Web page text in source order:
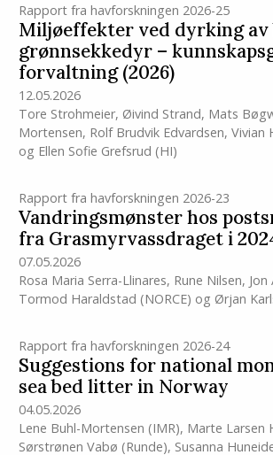
Rapport fra havforskningen 2026-25
Miljøeffekter ved dyrking av
grønnsekkedyr –
forvaltning (2026)
12.05.2026
Tore Strohmeier, Øivind Strand, Mats
Mortensen, Rolf Brudvik Edvardsen, Vivian
og Ellen Sofie Grefsrud (HI)
Rapport fra havforskningen 2026-23
Vandringsmønster hos
fra Grasmyrvassdraget i
07.05.2026
Rosa Maria Serra-Llinares, Rune Nilsen,
Tormod Haraldstad (NORCE) og Ørjan
Rapport fra havforskningen 2026-24
Suggestions for national
sea bed litter in Norway
04.05.2026
Lene Buhl-Mortensen (IMR), Marte Larsen
Sørstrønen Vabø (Runde), Susanna